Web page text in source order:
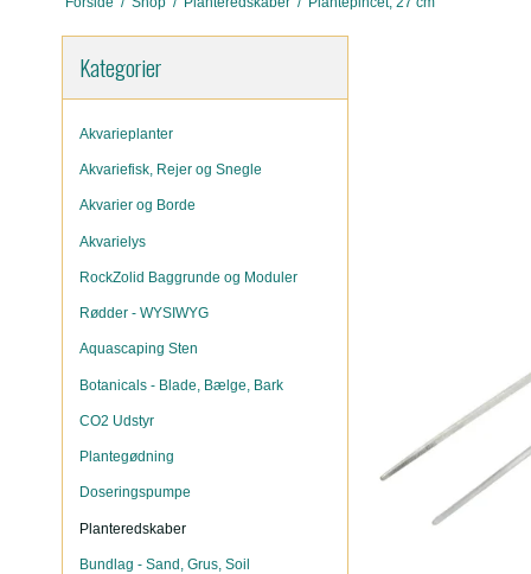
Kategorier
Akvarieplanter
Akvariefisk, Rejer og Snegle
Akvarier og Borde
Akvarielys
RockZolid Baggrunde og Moduler
Rødder - WYSIWYG
Aquascaping Sten
Botanicals - Blade, Bælge, Bark
CO2 Udstyr
Plantegødning
Doseringspumpe
Planteredskaber
Bundlag - Sand, Grus, Soil